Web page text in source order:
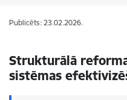
Publicēts: 23.02.2026.
Strukturālā
sistēmas